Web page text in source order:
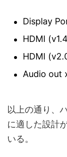
Display
HDMI
HDMI
Audio out
以上の通り、
に適した設計
いる。